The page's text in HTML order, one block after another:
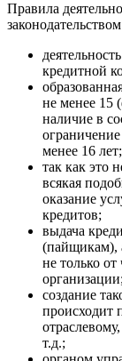
Правила
кредитной
не менее 15
наличие в
менее 16 лет;
так как это
всякая
оказание
кредитов;
выдача
(пайщикам),
не только
создание
происходит
т.д.;